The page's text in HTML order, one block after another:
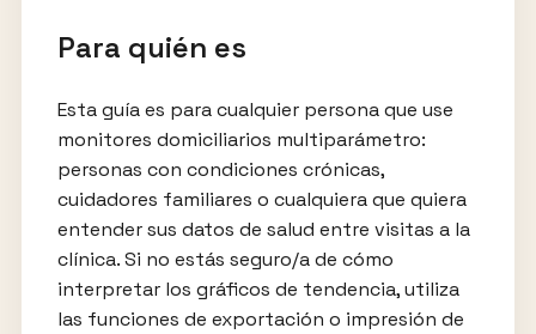
Para quién es
Esta guía es para cualquier persona que use
monitores domiciliarios multiparámetro:
personas con condiciones crónicas,
cuidadores familiares o cualquiera que quiera
entender sus datos de salud entre visitas a la
clínica. Si no estás seguro/a de cómo
interpretar los gráficos de tendencia, utiliza
las funciones de exportación o impresión de